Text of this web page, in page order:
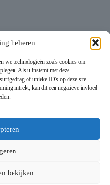
beheren
we technologieën zoals cookies om
Als u instemt met deze
of unieke ID's op deze site
intrekt, kan dit een negatieve invloed
bekijken
en blijf op de hoogte van
your experience. By using
ourData Protection Policy